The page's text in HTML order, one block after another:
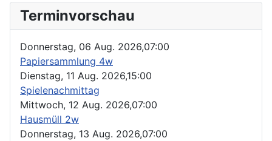
Terminvorschau
Donnerstag, 06 Aug. 2026,07:00
Papiersammlung 4w
Dienstag, 11 Aug. 2026,15:00
Spielenachmittag
Mittwoch, 12 Aug. 2026,07:00
Hausmüll 2w
Donnerstag, 13 Aug. 2026,07:00